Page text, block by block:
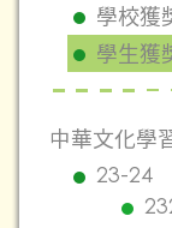
學校獲
學生獲
中華文化學
23-24